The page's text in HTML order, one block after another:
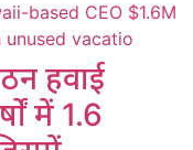
हवाई
में 1.6